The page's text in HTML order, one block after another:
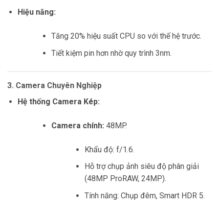
Hiệu năng:
Tăng 20% hiệu suất CPU so với thế hệ trước.
Tiết kiệm pin hơn nhờ quy trình 3nm.
3. Camera Chuyên Nghiệp
Hệ thống Camera Kép:
Camera chính: 48MP.
Khẩu độ: f/1.6.
Hỗ trợ chụp ảnh siêu độ phân giải
(48MP ProRAW, 24MP).
Tính năng: Chụp đêm, Smart HDR 5.